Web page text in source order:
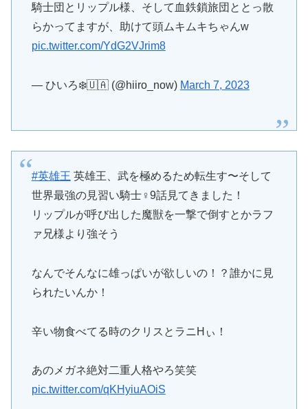
騎士団とリップル様、そして血鉄鎖旅団ととっ散
らかってますが、助けて頭ムキムキちゃんw
pic.twitter.com/YdG2VJrim8
— ひいろ❄️🇺🇦 (@hiiro_now) March 7, 2023
#英雄王 英雄王、武を極めるため転生す〜そして
世界最強の見習い騎士♀️9話見てきました！
リップルが呼び出した魔獣を一撃で倒すとかラフ
ァ兄様より強そう
なんでそんなに雄っぱいが欲しいの！？誰かに見
られたいんか！
辛い物食べてる時のクリスとラニHぃ！
あのメガネ絶対二重人格やろ笑笑
pic.twitter.com/qKHyiuAOiS